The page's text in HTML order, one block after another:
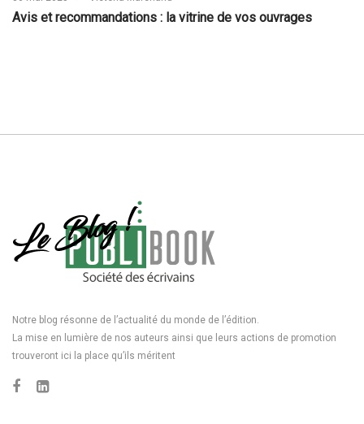
on
Avis et recommandations : la vitrine de vos ouvrages
Notre blog résonne de l’actualité du monde de l’édition.
La mise en lumière de nos auteurs ainsi que leurs actions de promotion
trouveront ici la place qu’ils méritent